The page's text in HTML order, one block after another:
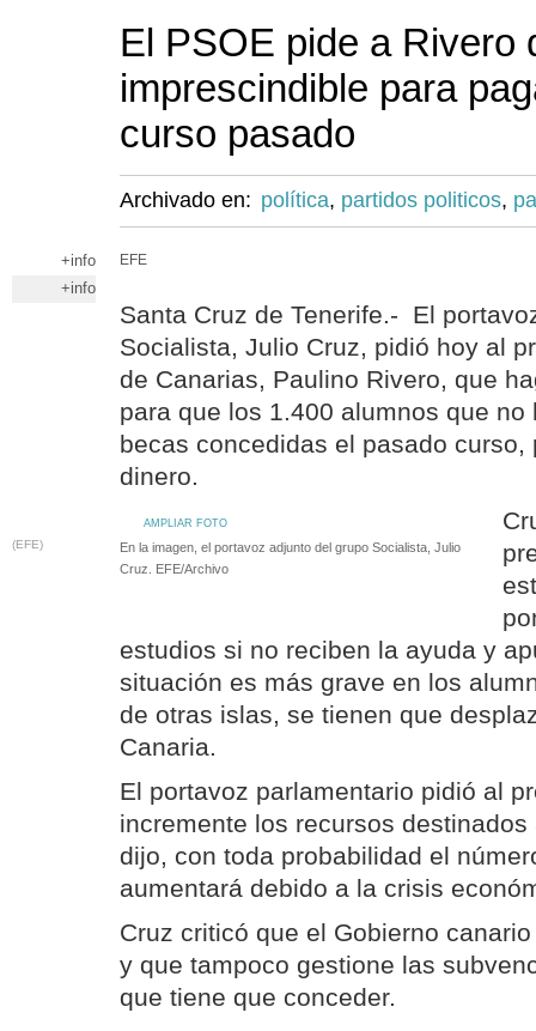
El PSOE pide a Rivero
imprescindible para
curso pasado
Archivado en: política, partidos politicos,
+info
+info
EFE
Santa Cruz de Tenerife.- El
Socialista, Julio Cruz, pidió hoy al
de Canarias, Paulino Rivero, que
para que los 1.400 alumnos que no
becas concedidas el pasado curso,
dinero.
AMPLIAR FOTO
(EFE)
En la imagen, el portavoz adjunto del grupo Socialista, Julio
Cruz. EFE/Archivo
estudios si no reciben la ayuda y
situación es más grave en los
de otras islas, se tienen que
Canaria.
El portavoz parlamentario pidió al
incremente los recursos
dijo, con toda probabilidad el
aumentará debido a la crisis
Cruz criticó que el Gobierno
y que tampoco gestione las
que tiene que conceder.